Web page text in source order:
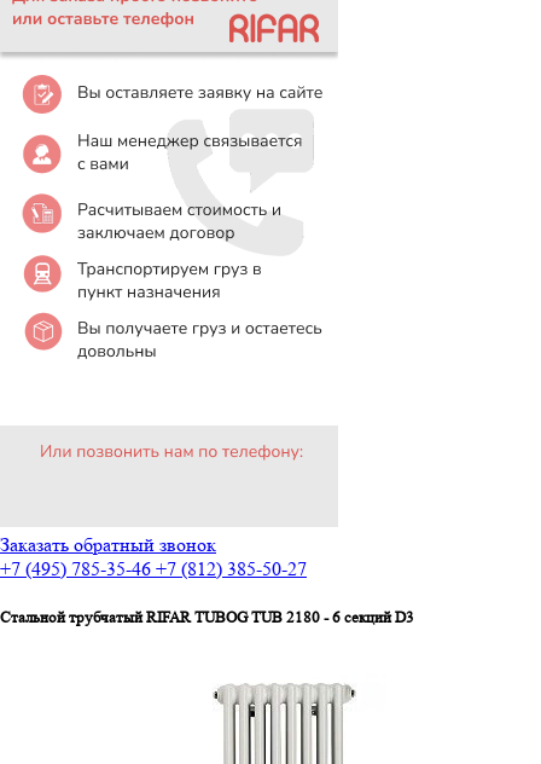
Заказать обратный звонок
+7 (495) 785-35-46 +7 (812) 385-50-27
Стальной трубчатый RIFAR TUBOG TUB 2180 - 6 секций D3